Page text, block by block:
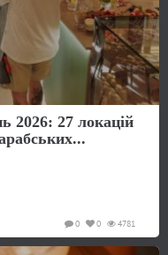
2026: 27 локацій
4781
0
0